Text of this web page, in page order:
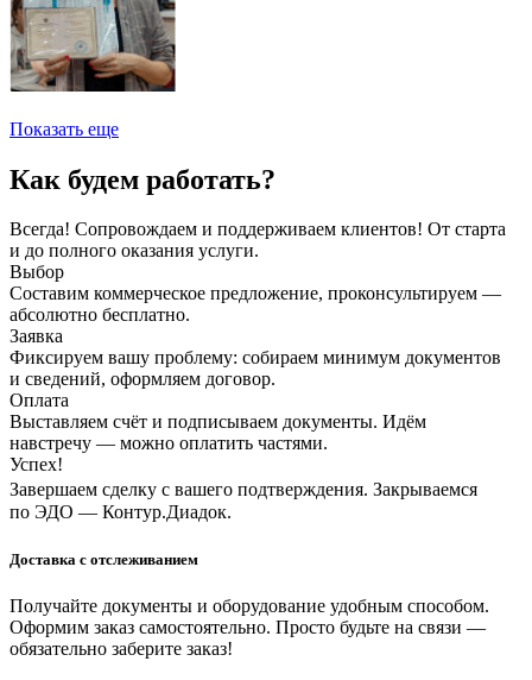
Показать еще
Как будем работать?
Всегда! Сопровождаем и поддерживаем клиентов! От старта
и до полного оказания услуги.
Выбор
Составим коммерческое предложение, проконсультируем —
абсолютно бесплатно.
Заявка
Фиксируем вашу проблему: собираем минимум документов
и сведений, оформляем договор.
Оплата
Выставляем счёт и подписываем документы. Идём
навстречу — можно оплатить частями.
Успех!
Завершаем сделку с вашего подтверждения. Закрываемся
по ЭДО — Контур.Диадок.
Доставка с отслеживанием
Получайте документы и оборудование удобным способом.
Оформим заказ самостоятельно. Просто будьте на связи —
обязательно заберите заказ!